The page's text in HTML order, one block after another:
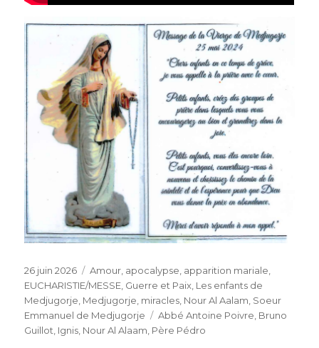
Publié
le
26 juin 2026 Catégories
Amour apocalypse apparition mariale
EUCHARISTIE/MESSE Guerre et Paix Les enfants de
Medjugorje Medjugorje miracles Nour Al Aalam Soeur
Emmanuel de Medjugorje
Étiquettes
Abbé Antoine Poivre Bruno
Guillot Ignis Nour Al Alaam Père Pédro